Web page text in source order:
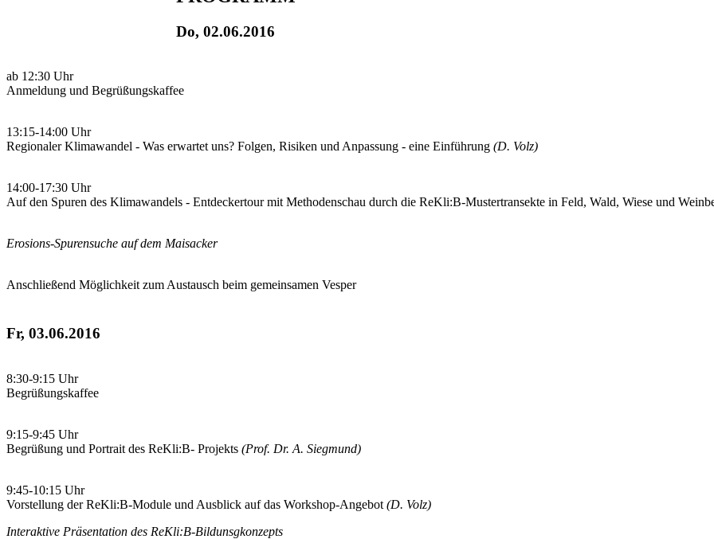
Do, 02.06.2016
ab 12:30 Uhr
Anmeldung und Begrüßungskaffee
13:15-14:00 Uhr
Regionaler Klimawandel - Was erwartet uns? Folgen, Risiken und Anpassung - eine Einführung (D. Volz)
14:00-17:30 Uhr
Auf den Spuren des Klimawandels - Entdeckertour mit Methodenschau durch die ReKli:B-Mustertransekte in Feld, Wald, Wiese und
Erosions-Spurensuche auf dem Maisacker
Anschließend Möglichkeit zum Austausch beim gemeinsamen Vesper
Fr, 03.06.2016
8:30-9:15 Uhr
Begrüßungskaffee
9:15-9:45 Uhr
Begrüßung und Portrait des ReKli:B- Projekts (Prof. Dr. A. Siegmund)
9:45-10:15 Uhr
Vorstellung der ReKli:B-Module und Ausblick auf das Workshop-Angebot (D. Volz)
Interaktive Präsentation des ReKli:B-Bildunsgkonzepts